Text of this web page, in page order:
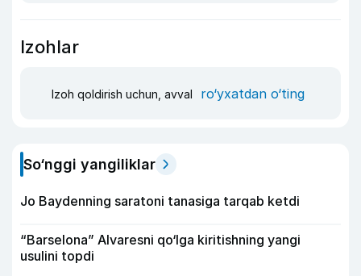
Izohlar
Izoh qoldirish uchun, avval ro‘yxatdan o‘ting
So‘nggi yangiliklar
Jo Baydenning saratoni tanasiga tarqab ketdi
“Barselona” Alvaresni qo‘lga kiritishning yangi
usulini topdi